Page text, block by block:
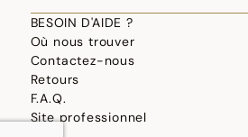
BESOIN D'AIDE ?
Où nous trouver
Contactez-nous
Retours
F.A.Q.
Site professionnel